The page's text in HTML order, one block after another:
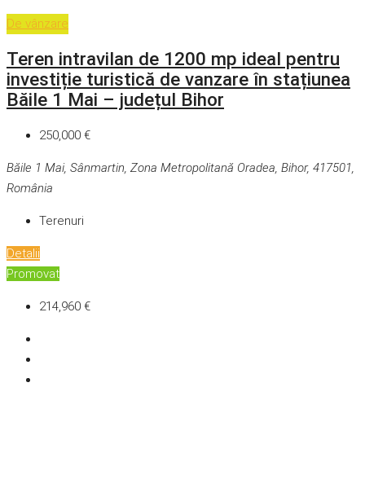
De vânzare
Teren intravilan de 1200 mp ideal pentru
investiție turistică de vanzare în stațiunea
Băile 1 Mai – județul Bihor
250,000 €
Băile 1 Mai, Sânmartin, Zona Metropolitană Oradea, Bihor, 417501,
România
Terenuri
Detalii
Promovat
214,960 €